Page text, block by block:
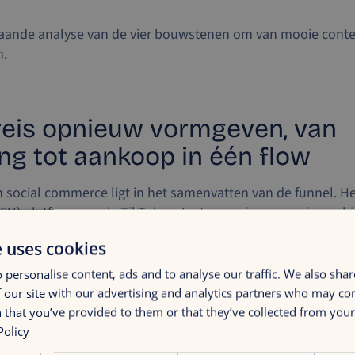
analyse van de vier bouwstenen om van mooie
opnieuw vormgeven, van
tot aankoop in één flow
social commerce ligt in het samenvatten van de funnel.
platforms zoals TikTok en Instagram in
platform te verenigen, verminderen merken wrijving en
doen, hebben merken een volledig geïntegreerde aanpak
de klantreis dekt, ondersteund door de juiste data,
cookies
personalise content, ads and to analyse our traffic. We also
site with our advertising and analytics partners who may
you’ve provided to them or that they’ve collected from